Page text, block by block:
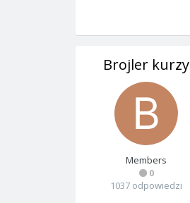
Brojler kurzy
Members
0
1037 odpowiedzi